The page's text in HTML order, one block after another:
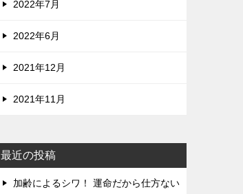
2022年7月
2022年6月
2021年12月
2021年11月
最近の投稿
加齢によるシワ！ 運命だから仕方ない